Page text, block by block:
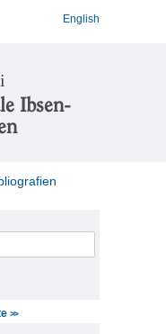
English
Ibsen-
>>